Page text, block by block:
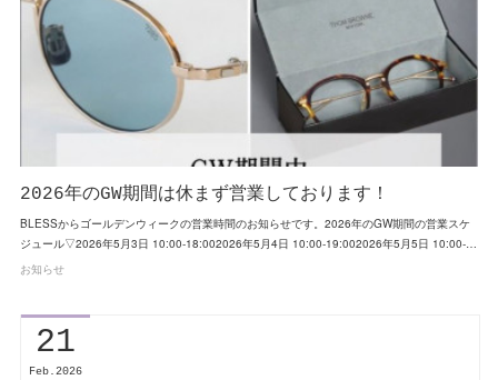
2026年のGW期間は休まず営業しております！
BLESSからゴールデンウィークの営業時間のお知らせです。2026年のGW期間の営業スケ
ジュール▽⁡2026年5月3日 10:00-18:002026年5月4日 10:00-19:002026年5月5日 10:00-…
お知らせ
21
Feb 2026